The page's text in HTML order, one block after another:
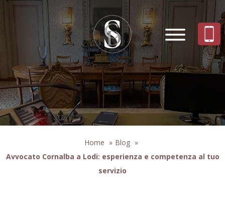
Home » Blog »
Avvocato Cornalba a Lodi: esperienza e competenza al tuo
servizio